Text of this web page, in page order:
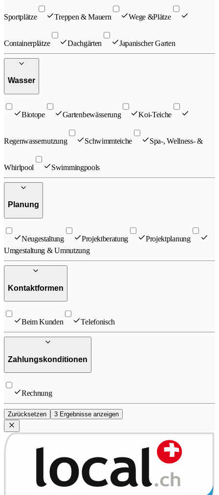
Sportplätze Treppen & Mauern Wege &Plätze
Containerplätze Dachgärten Japanischer Garten
Wasser
Biotope Gartenbewässerung Koi-Teiche
Regenwassernutzung Schwimmteiche Spa-, Wellness- &
Whirlpool Swimmingpools
Planung
Neugestaltung Projektberatung
Projektplanung
Umgestaltung & Umnutzung
Kontaktformen
Beim Kunden Telefonisch
Zahlungskonditionen
Rechnung
Zurücksetzen 3 Ergebnisse anzeigen